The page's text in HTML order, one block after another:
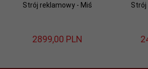
Strój reklamowy - Miś
2899,00 PLN
Strój